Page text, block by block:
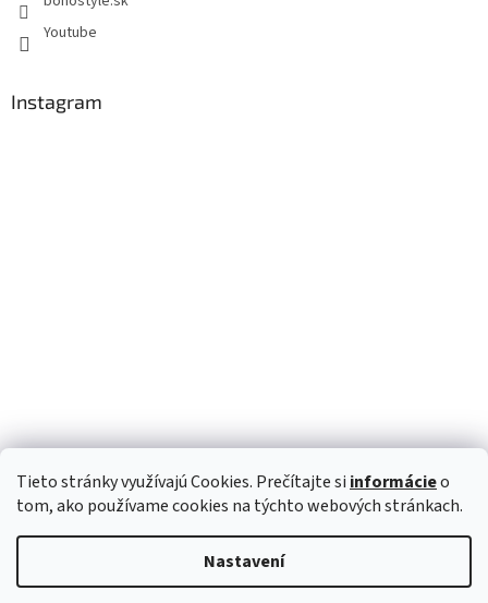
Tieto stránky využívajú Cookies. Prečítajte si informácieo
tom, ako používame cookies na týchto webových stránkach.
Nastavení
Youtube
Instagram
Sledovat na Instagramu
Vytvořil Shoptet